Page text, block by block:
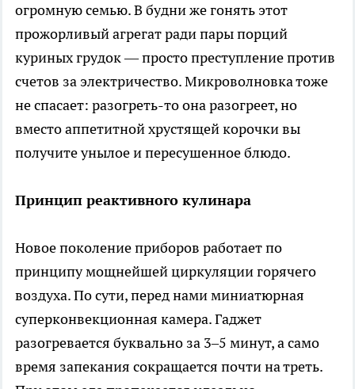
огромную семью. В будни же гонять этот
прожорливый агрегат ради пары порций
куриных грудок — просто преступление против
счетов за электричество. Микроволновка тоже
не спасает: разогреть-то она разогреет, но
вместо аппетитной хрустящей корочки вы
получите унылое и пересушенное блюдо.
Принцип реактивного кулинара
Новое поколение приборов работает по
принципу мощнейшей циркуляции горячего
воздуха. По сути, перед нами миниатюрная
суперконвекционная камера. Гаджет
разогревается буквально за 3–5 минут, а само
время запекания сокращается почти на треть.